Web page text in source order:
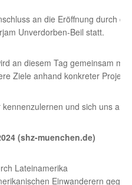
an die Eröffnung durch
Unverdorben-Beil statt.
an diesem Tag gemeinsam
Ziele anhand konkreter
und sich uns
(shz-muenchen.de)
Lateinamerika
Einwanderern